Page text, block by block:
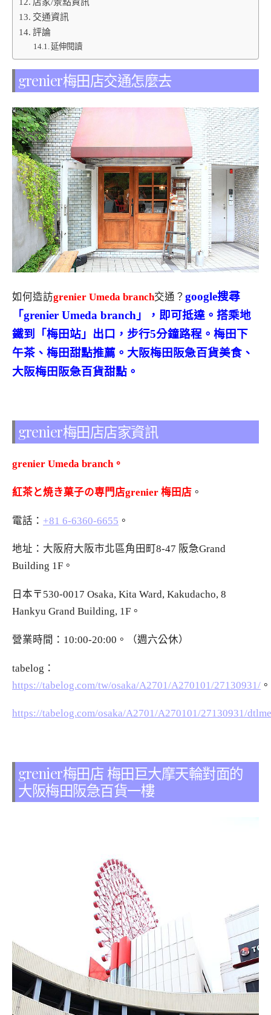
交通資訊
評論
延伸閱讀
grenier梅田店交通怎麼去
如何造訪grenier Umeda branch交通？ google搜尋
「grenier Umeda branch」，即可抵達。搭乘地
鐵到「梅田站」出口，步行5分鐘路程。梅田下
午茶、梅田甜點推薦。大阪梅田阪急百貨美食、
大阪梅田阪急百貨甜點。
grenier梅田店店家資訊
grenier Umeda branch。
紅茶と焼き菓子の専門店grenier 梅田店 。
電話： +81 6-6360-6655 。
地址：大阪府大阪市北區角田町8-47 阪急Grand
Building 1F。
日本〒530-0017 Osaka, Kita Ward, Kakudacho, 8
Hankyu Grand Building, 1F。
營業時間：10:00-20:00。（週六公休）
tabelog：
https://tabelog.com/tw/osaka/A2701/A270101/27130931/ 。
https://tabelog.com/osaka/A2701/A270101/27130931/
grenier梅田店 梅田巨大摩天輪對面的
大阪梅田阪急百貨一樓